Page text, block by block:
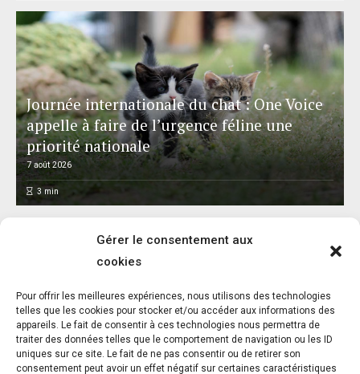
Gérer le consentement aux
cookies
Pour offrir les meilleures expériences, nous utilisons des technologies
telles que les cookies pour stocker et/ou accéder aux informations des
appareils. Le fait de consentir à ces technologies nous permettra de
traiter des données telles que le comportement de navigation ou les ID
uniques sur ce site. Le fait de ne pas consentir ou de retirer son
consentement peut avoir un effet négatif sur certaines caractéristiques
Journée internationale du chat : One Voice
appelle à faire de l’urgence féline une
priorité nationale
7 août 2026
3 min
L’association FUTUR dénonce le recours à
des « tirs sanitaires » sur des animaux
sauvages déjà victimes de l’incendie
d’Achères-la-Forêt
7 août 2026